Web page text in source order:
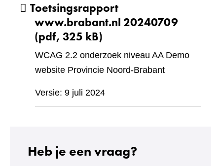
Toetsingsrapport
www.brabant.nl 20240709
(pdf, 325 kB)
WCAG 2.2 onderzoek niveau AA Demo
website Provincie Noord-Brabant
Versie: 9 juli 2024
Heb je een vraag?